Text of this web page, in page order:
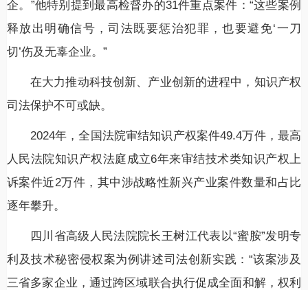
企。”他特别提到最高检督办的31件重点案件：“这些案例
释放出明确信号，司法既要惩治犯罪，也要避免‘一刀
切’伤及无辜企业。”
在大力推动科技创新、产业创新的进程中，知识产权
司法保护不可或缺。
2024年，全国法院审结知识产权案件49.4万件，最高
人民法院知识产权法庭成立6年来审结技术类知识产权上
诉案件近2万件，其中涉战略性新兴产业案件数量和占比
逐年攀升。
四川省高级人民法院院长王树江代表以“蜜胺”发明专
利及技术秘密侵权案为例讲述司法创新实践：“该案涉及
三省多家企业，通过跨区域联合执行促成全面和解，权利